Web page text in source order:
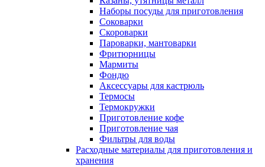
Наборы посуды для приготовления
Соковарки
Скороварки
Пароварки, мантоварки
Фритюрницы
Мармиты
Фондю
Аксессуары для кастрюль
Термосы
Термокружки
Приготовление кофе
Приготовление чая
Фильтры для воды
Расходные материалы для приготовления и
хранения